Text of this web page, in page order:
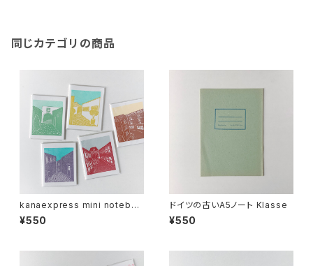
同じカテゴリの商品
kanaexpress mini noteboo
k 街角
¥550
ドイツの古いA5ノート Klasse
¥550